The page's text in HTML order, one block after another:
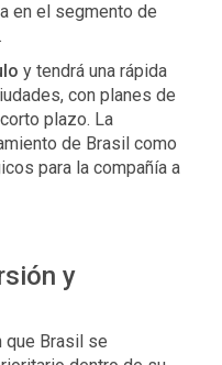
en el segmento de
y tendrá una rápida
con planes de
plazo. La
de Brasil como
para la compañía a
y
que Brasil se